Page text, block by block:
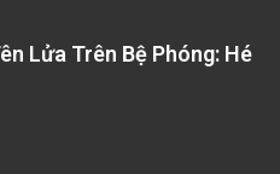
Lửa Trên Bệ Phóng: Hé